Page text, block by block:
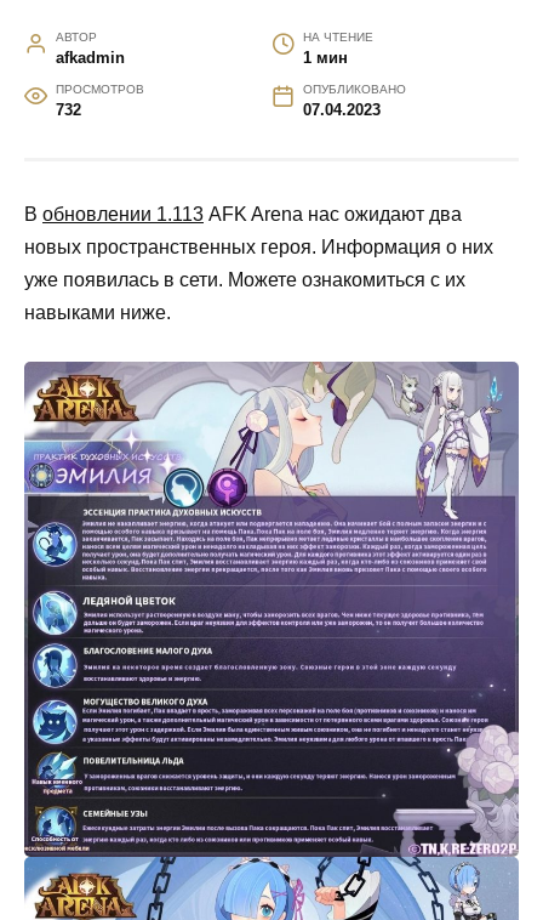
АВТОР
afkadmin
НА ЧТЕНИЕ
1 мин
ПРОСМОТРОВ
732
ОПУБЛИКОВАНО
07.04.2023
В обновлении 1.113 AFK Arena нас ожидают два
новых пространственных героя. Информация о них
уже появилась в сети. Можете ознакомиться с их
навыками ниже.